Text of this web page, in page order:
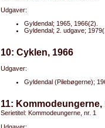
Udgaver:
Gyldendal; 1965, 1966(2).
Gyldendal; 2. udgave;
10: Cyklen, 1966
Udgaver:
Gyldendal (Pilebøgerne);
11: Kommodeungerne,
Serietitel: Kommodeungerne, nr. 1